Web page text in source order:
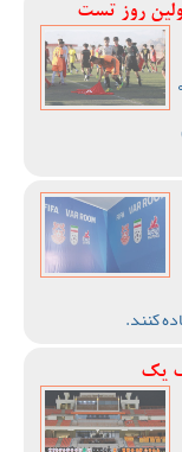
روز تست
کنند.
یک